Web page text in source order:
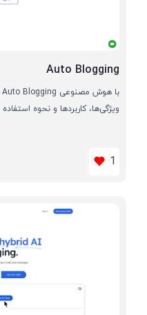
Auto Blogging
ویژگی‌ها، کاربردها و نحوه
1